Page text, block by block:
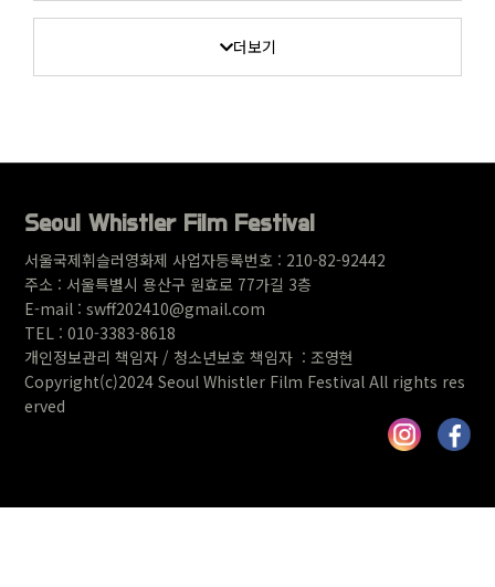
더보기
Seoul Whistler Film Festival
서울국제휘슬러영화제 사업자등록번호 : 210-82-92442
주소 : 서울특별시 용산구 원효로 77가길 3층
E-mail : swff202410@gmail.com
TEL : 010-3383-8618
개인정보관리 책임자 / 청소년보호 책임자 : 조영현
Copyright(c)2024 Seoul Whistler Film Festival All rights res
erved